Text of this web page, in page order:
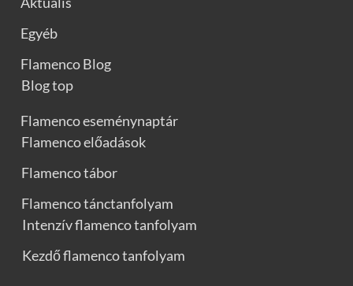
Egyéb
Flamenco Blog
Blog top
Flamenco eseménynaptár
Flamenco előadások
Flamenco tábor
Flamenco tánctanfolyam
Intenzív flamenco tanfolyam
Kezdő flamenco tanfolyam